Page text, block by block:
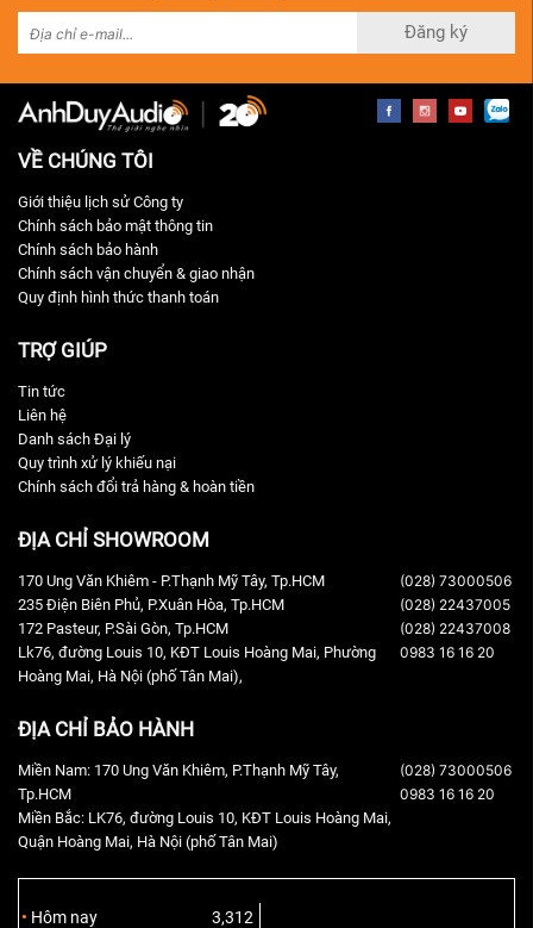
Đăng ký
VỀ CHÚNG TÔI
Giới thiệu lịch sử Công ty
Chính sách bảo mật thông tin
Chính sách bảo hành
Chính sách vận chuyển & giao nhận
Quy định hình thức thanh toán
TRỢ GIÚP
Tin tức
Liên hệ
Danh sách Đại lý
Quy trình xử lý khiếu nại
Chính sách đổi trả hàng & hoàn tiền
ĐỊA CHỈ SHOWROOM
170 Ung Văn Khiêm - P.Thạnh Mỹ Tây, Tp.HCM
235 Điện Biên Phủ, P.Xuân Hòa, Tp.HCM
172 Pasteur, P.Sài Gòn, Tp.HCM
Lk76, đường Louis 10, KĐT Louis Hoàng Mai, Phường
Hoàng Mai, Hà Nội (phố Tân Mai),
(028) 73000506
(028) 22437005
(028) 22437008
0983 16 16 20
ĐỊA CHỈ BẢO HÀNH
Miền Nam: 170 Ung Văn Khiêm, P.Thạnh Mỹ Tây,
Tp.HCM
Miền Bắc: LK76, đường Louis 10, KĐT Louis Hoàng Mai,
Quận Hoàng Mai, Hà Nội (phố Tân Mai)
(028) 73000506
0983 16 16 20
Hôm nay 3,312